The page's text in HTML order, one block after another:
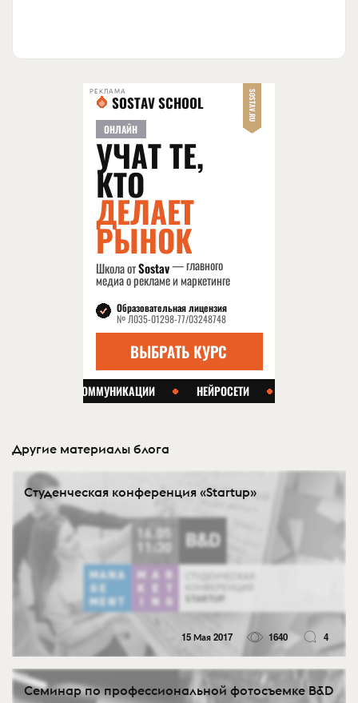
РЕКЛАМА
Другие материалы блога
Студенческая конференция «Startup»
15 Мая 2017 1640 4
Семинар по профессиональной фотосъемке B&D